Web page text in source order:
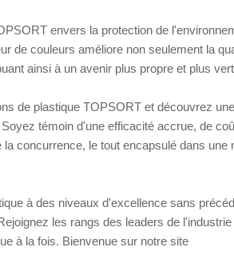
envers la protection de
de couleurs améliore non seulement la
ainsi à un avenir plus propre et plus
de plastique TOPSORT et découvrez
témoin d'une efficacité accrue, de
concurrence, le tout encapsulé dans une
à des niveaux d'excellence sans
les rangs des leaders de
à la fois. Bienvenue sur notre site